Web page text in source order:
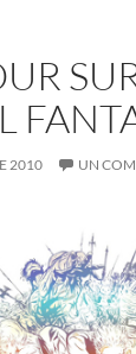
2010 UN